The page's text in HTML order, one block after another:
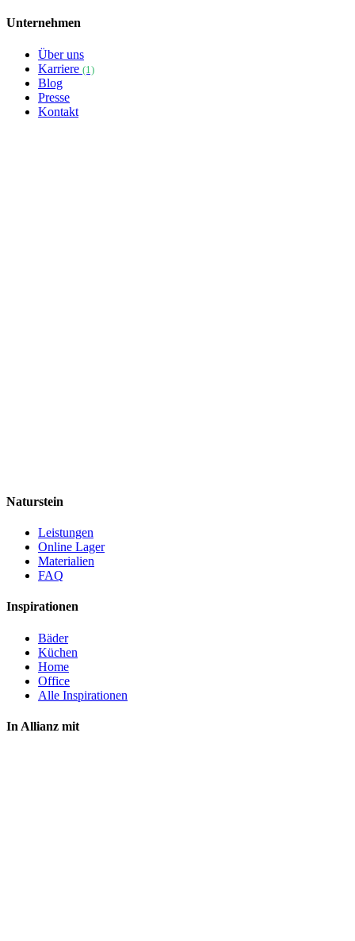
Unternehmen
Über uns
Karriere (1)
Blog
Presse
Kontakt
Naturstein
Leistungen
Online Lager
Materialien
FAQ
Inspirationen
Bäder
Küchen
Home
Office
Alle Inspirationen
In Allianz mit